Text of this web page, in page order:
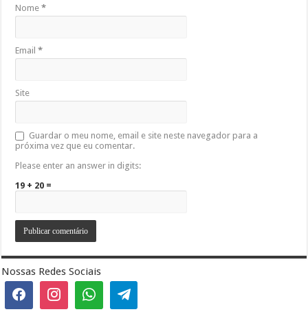
Nome*
Email*
Site
Guardar o meu nome, email e site neste navegador para a
próxima vez que eu comentar.
Please enter an answer in digits:
19 + 20 =
Nossas Redes Sociais